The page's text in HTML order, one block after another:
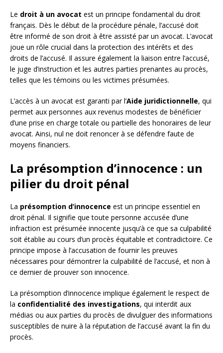
Le droit à un avocat est un principe fondamental du droit
français. Dès le début de la procédure pénale, l’accusé doit
être informé de son droit à être assisté par un avocat. L’avocat
joue un rôle crucial dans la protection des intérêts et des
droits de l’accusé. Il assure également la liaison entre l’accusé,
le juge d’instruction et les autres parties prenantes au procès,
telles que les témoins ou les victimes présumées.
L’accès à un avocat est garanti par l’Aide juridictionnelle, qui
permet aux personnes aux revenus modestes de bénéficier
d’une prise en charge totale ou partielle des honoraires de leur
avocat. Ainsi, nul ne doit renoncer à se défendre faute de
moyens financiers.
La présomption d’innocence : un
pilier du droit pénal
La présomption d’innocence est un principe essentiel en
droit pénal. Il signifie que toute personne accusée d’une
infraction est présumée innocente jusqu’à ce que sa culpabilité
soit établie au cours d’un procès équitable et contradictoire. Ce
principe impose à l’accusation de fournir les preuves
nécessaires pour démontrer la culpabilité de l’accusé, et non à
ce dernier de prouver son innocence.
La présomption d’innocence implique également le respect de
la confidentialité des investigations, qui interdit aux
médias ou aux parties du procès de divulguer des informations
susceptibles de nuire à la réputation de l’accusé avant la fin du
procès.